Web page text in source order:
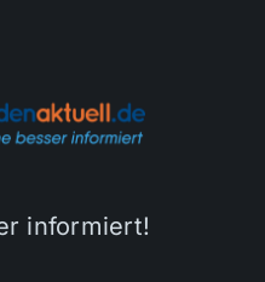
informiert!